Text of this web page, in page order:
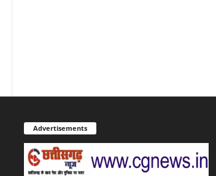
Advertisements